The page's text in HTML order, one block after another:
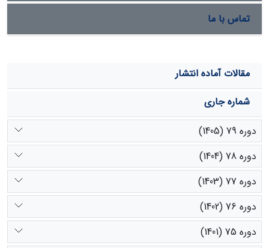
تماس با ما
مقالات آماده انتشار
شماره جاری
دوره 79 (1405)
دوره 78 (1404)
دوره 77 (1403)
دوره 76 (1402)
دوره 75 (1401)